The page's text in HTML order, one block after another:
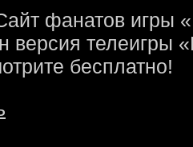
фанатов игры
версия телеигры
бесплатно!